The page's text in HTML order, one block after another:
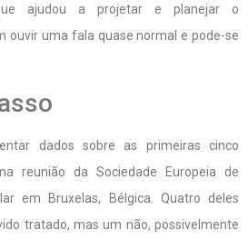
ajudou a projetar e planejar o
ouvir uma fala quase normal e pode-se
dados sobre as primeiras cinco
reunião da Sociedade Europeia de
em Bruxelas, Bélgica. Quatro deles
tratado, mas um não, possivelmente